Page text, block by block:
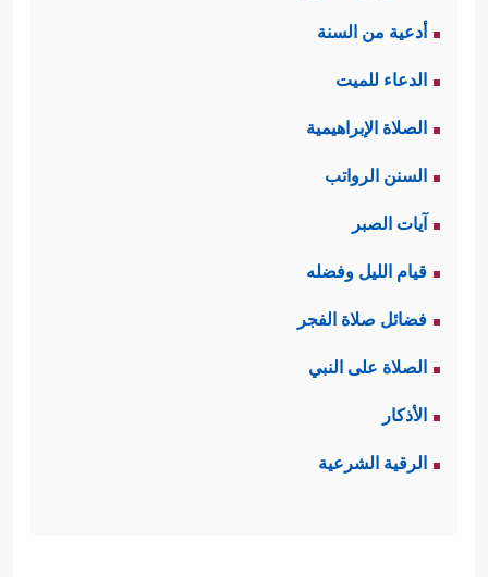
أدعية من السنة
الدعاء للميت
الصلاة الإبراهيمية
السنن الرواتب
آيات الصبر
قيام الليل وفضله
فضائل صلاة الفجر
الصلاة على النبي
الأذكار
الرقية الشرعية